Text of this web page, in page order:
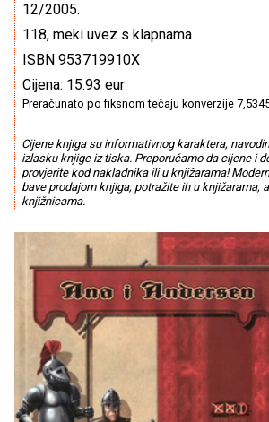
12/2005.
118, meki uvez s klapnama
ISBN 953719910X
Cijena: 15.93 eur
Preračunato po fiksnom tečaju konverzije
Cijene knjiga su informativnog karaktera,
izlasku knjige iz tiska. Preporučamo da cijene i
provjerite kod nakladnika ili u knjižarama!
bave prodajom knjiga, potražite ih u knjižarama,
knjižnicama.